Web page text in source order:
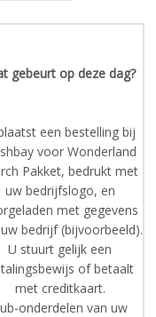
gebeurt op deze dag?
een bestelling bij
voor Wonderland
Pakket, bedrukt met
uw bedrijfslogo, en
met gegevens
bedrijf (bijvoorbeeld).
U stuurt gelijk een
of betaalt
met creditkaart.
onderdelen van uw